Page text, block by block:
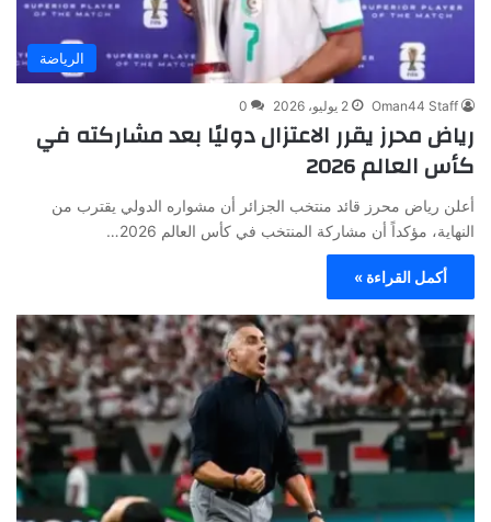
الرياضة
Oman44 Staff 2 يوليو، 2026 0
رياض محرز يقرر الاعتزال دوليًا بعد مشاركته في
كأس العالم 2026
أعلن رياض محرز قائد منتخب الجزائر أن مشواره الدولي يقترب من
النهاية، مؤكداً أن مشاركة المنتخب في كأس العالم 2026…
أكمل القراءة »